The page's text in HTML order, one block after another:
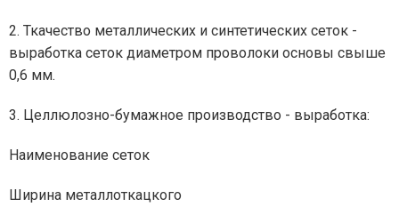
2. Ткачество металлических и синтетических сеток -
выработка сеток диаметром проволоки основы свыше
0,6 мм.
3. Целлюлозно-бумажное производство - выработка:
Наименование сеток
Ширина металлоткацкого